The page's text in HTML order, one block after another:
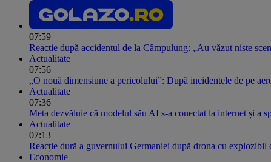
07:59
Reacție după accidentul de la Câmpulung: „Au văzut niște
Actualitate
07:56
„O nouă dimensiune a pericolului”: După incidentele de pe
Actualitate
07:36
Meta dezvăluie că modelul său AI s-a conectat la internet și a
Actualitate
07:13
Reacție dură a guvernului Germaniei după drona cu
Economie